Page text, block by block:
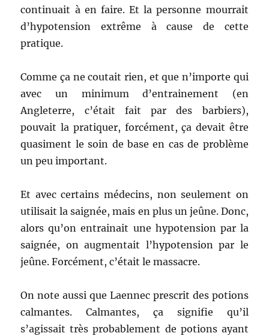
continuait à en faire. Et la personne mourrait
d’hypotension extrême à cause de cette
pratique.
Comme ça ne coutait rien, et que n’importe qui
avec un minimum d’entrainement (en
Angleterre, c’était fait par des barbiers),
pouvait la pratiquer, forcément, ça devait être
quasiment le soin de base en cas de problème
un peu important.
Et avec certains médecins, non seulement on
utilisait la saignée, mais en plus un jeûne. Donc,
alors qu’on entrainait une hypotension par la
saignée, on augmentait l’hypotension par le
jeûne. Forcément, c’était le massacre.
On note aussi que Laennec prescrit des potions
calmantes. Calmantes, ça signifie qu’il
s’agissait très probablement de potions ayant